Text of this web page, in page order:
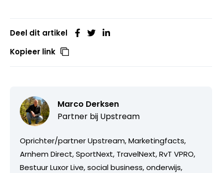
Deel dit artikel
Kopieer link
Marco Derksen
Partner bij Upstream
Oprichter/partner Upstream, Marketingfacts,
Arnhem Direct, SportNext, TravelNext, RvT VPRO,
Bestuur Luxor Live, social business, onderwijs,